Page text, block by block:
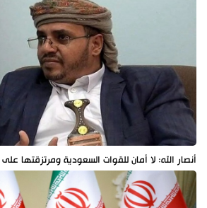
أنصار الله: لا أمان للقوات السعودية ومرتزقتها على